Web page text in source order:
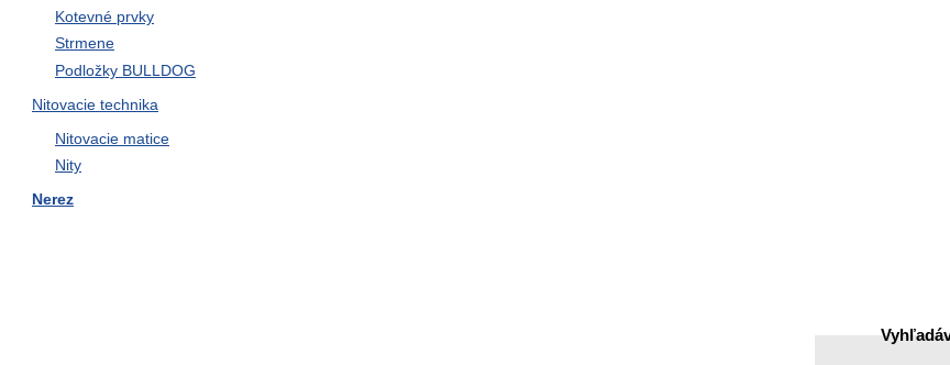
Kotevné prvky
Strmene
Podložky BULLDOG
Nitovacie technika
Nitovacie matice
Nity
Nerez